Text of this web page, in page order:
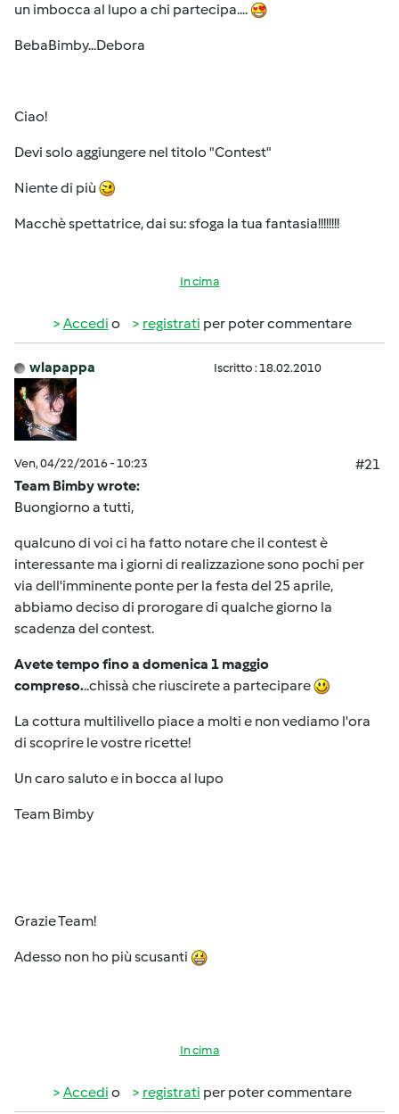
un imbocca al lupo a chi partecipa....
BebaBimby...Debora
Ciao!
Devi solo aggiungere nel titolo "Contest"
Niente di più
Macchè spettatrice, dai su: sfoga la tua fantasia!!!!!!!!
In cima
Accedi o registrati per poter commentare
wlapappa Iscritto : 18.02.2010
Ven, 04/22/2016 - 10:23
#21
Team Bimby wrote:
Buongiorno a tutti,
qualcuno di voi ci ha fatto notare che il contest è
interessante ma i giorni di realizzazione sono pochi per
via dell'imminente ponte per la festa del 25 aprile,
abbiamo deciso di prorogare di qualche giorno la
scadenza del contest.
Avete tempo fino a domenica 1 maggio
compreso...chissà che riuscirete a partecipare
La cottura multilivello piace a molti e non vediamo l'ora
di scoprire le vostre ricette!
Un caro saluto e in bocca al lupo
Team Bimby
Grazie Team!
Adesso non ho più scusanti
In cima
Accedi o registrati per poter commentare